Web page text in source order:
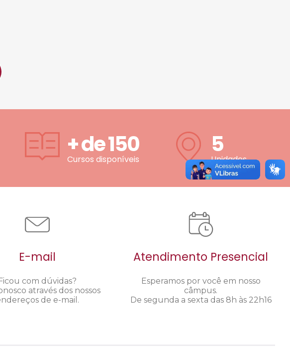
+ de150
Cursos disponíveis
5
Unidades
E-mail
Ficou com dúvidas?
através dos nossos
de e-mail.
Atendimento Presencial
Esperamos por você em nosso
câmpus.
De segunda a sexta das 8h às 22h16